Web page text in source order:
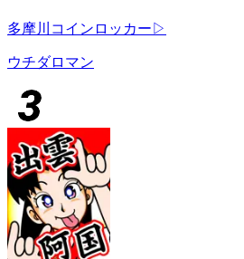
多摩川コインロッカー▷
ウチダロマン